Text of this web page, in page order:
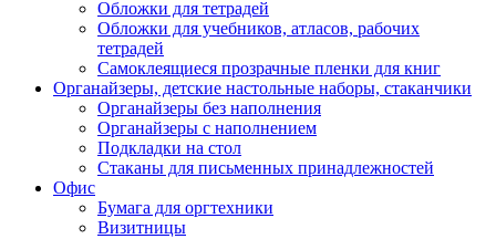
Обложки для тетрадей
Обложки для учебников, атласов, рабочих
тетрадей
Самоклеящиеся прозрачные пленки для книг
Органайзеры, детские настольные наборы, стаканчики
Органайзеры без наполнения
Органайзеры с наполнением
Подкладки на стол
Стаканы для письменных принадлежностей
Офис
Бумага для оргтехники
Визитницы